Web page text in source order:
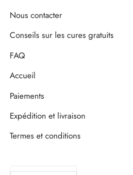
Nous contacter
Conseils sur les cures gratuits
FAQ
Accueil
Paiements
Expédition et livraison
Termes et conditions